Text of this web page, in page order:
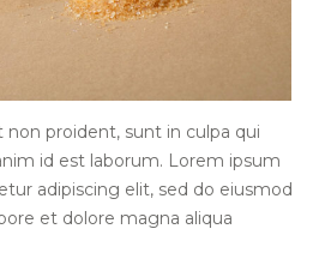
proident, sunt in culpa qui
id est laborum. Lorem ipsum
adipiscing elit, sed do eiusmod
et dolore magna aliqua